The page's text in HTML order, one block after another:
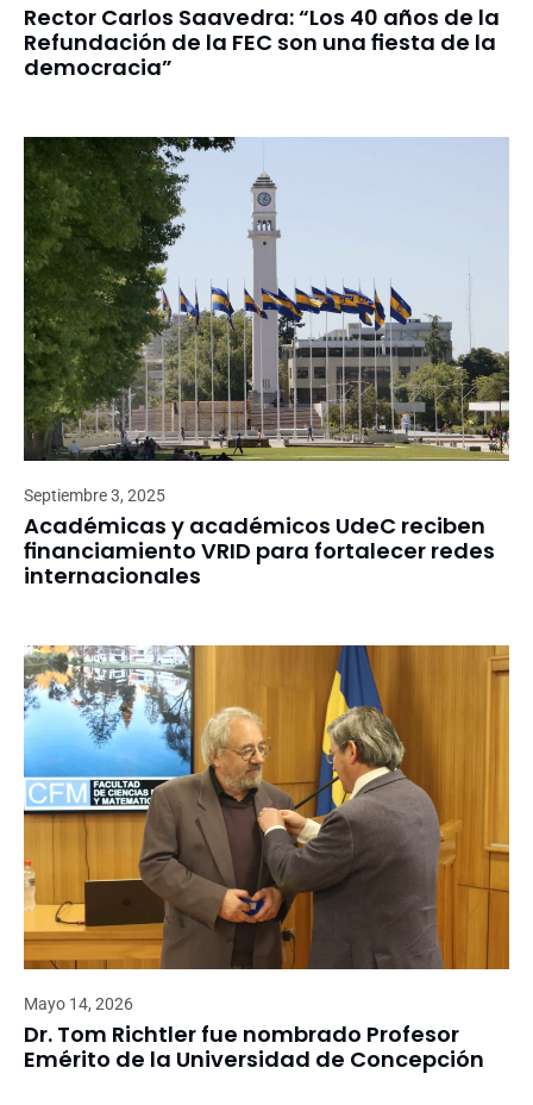
Rector Carlos Saavedra: “Los 40 años de la
Refundación de la FEC son una fiesta de la
democracia”
Septiembre 3, 2025
Académicas y académicos UdeC reciben
financiamiento VRID para fortalecer redes
internacionales
Mayo 14, 2026
Dr. Tom Richtler fue nombrado Profesor
Emérito de la Universidad de Concepción